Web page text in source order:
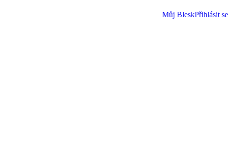
Můj BleskPřihlásit se